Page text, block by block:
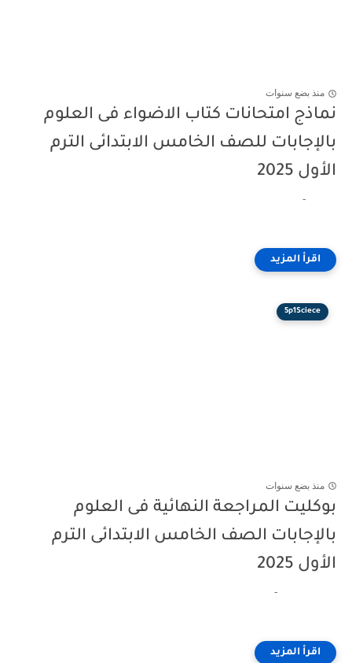
منذ بضع سنوات
نماذج امتحانات كتاب الاضواء فى العلوم
بالإجابات للصف الخامس الابتدائى الترم
الأول 2025
-
5p1Sciece
منذ بضع سنوات
بوكليت المراجعة النهائية فى العلوم
بالإجابات الصف الخامس الابتدائى الترم
الأول 2025
-